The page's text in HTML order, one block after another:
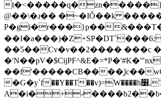
@��\�ɹ�� �~�IǑ��k
P�gi�r���}p��
��5��Cv�v��2���� ���c
��f'�����CB����ͅ]c��
�G�yߴf��Y��T��v)=W����h׸,Tk�s��+=��t#��D�؏��sS{�0�I�Bs���� � ��yO��.�5���"' ӟ E��~�$�H:���a��
A�i�+-